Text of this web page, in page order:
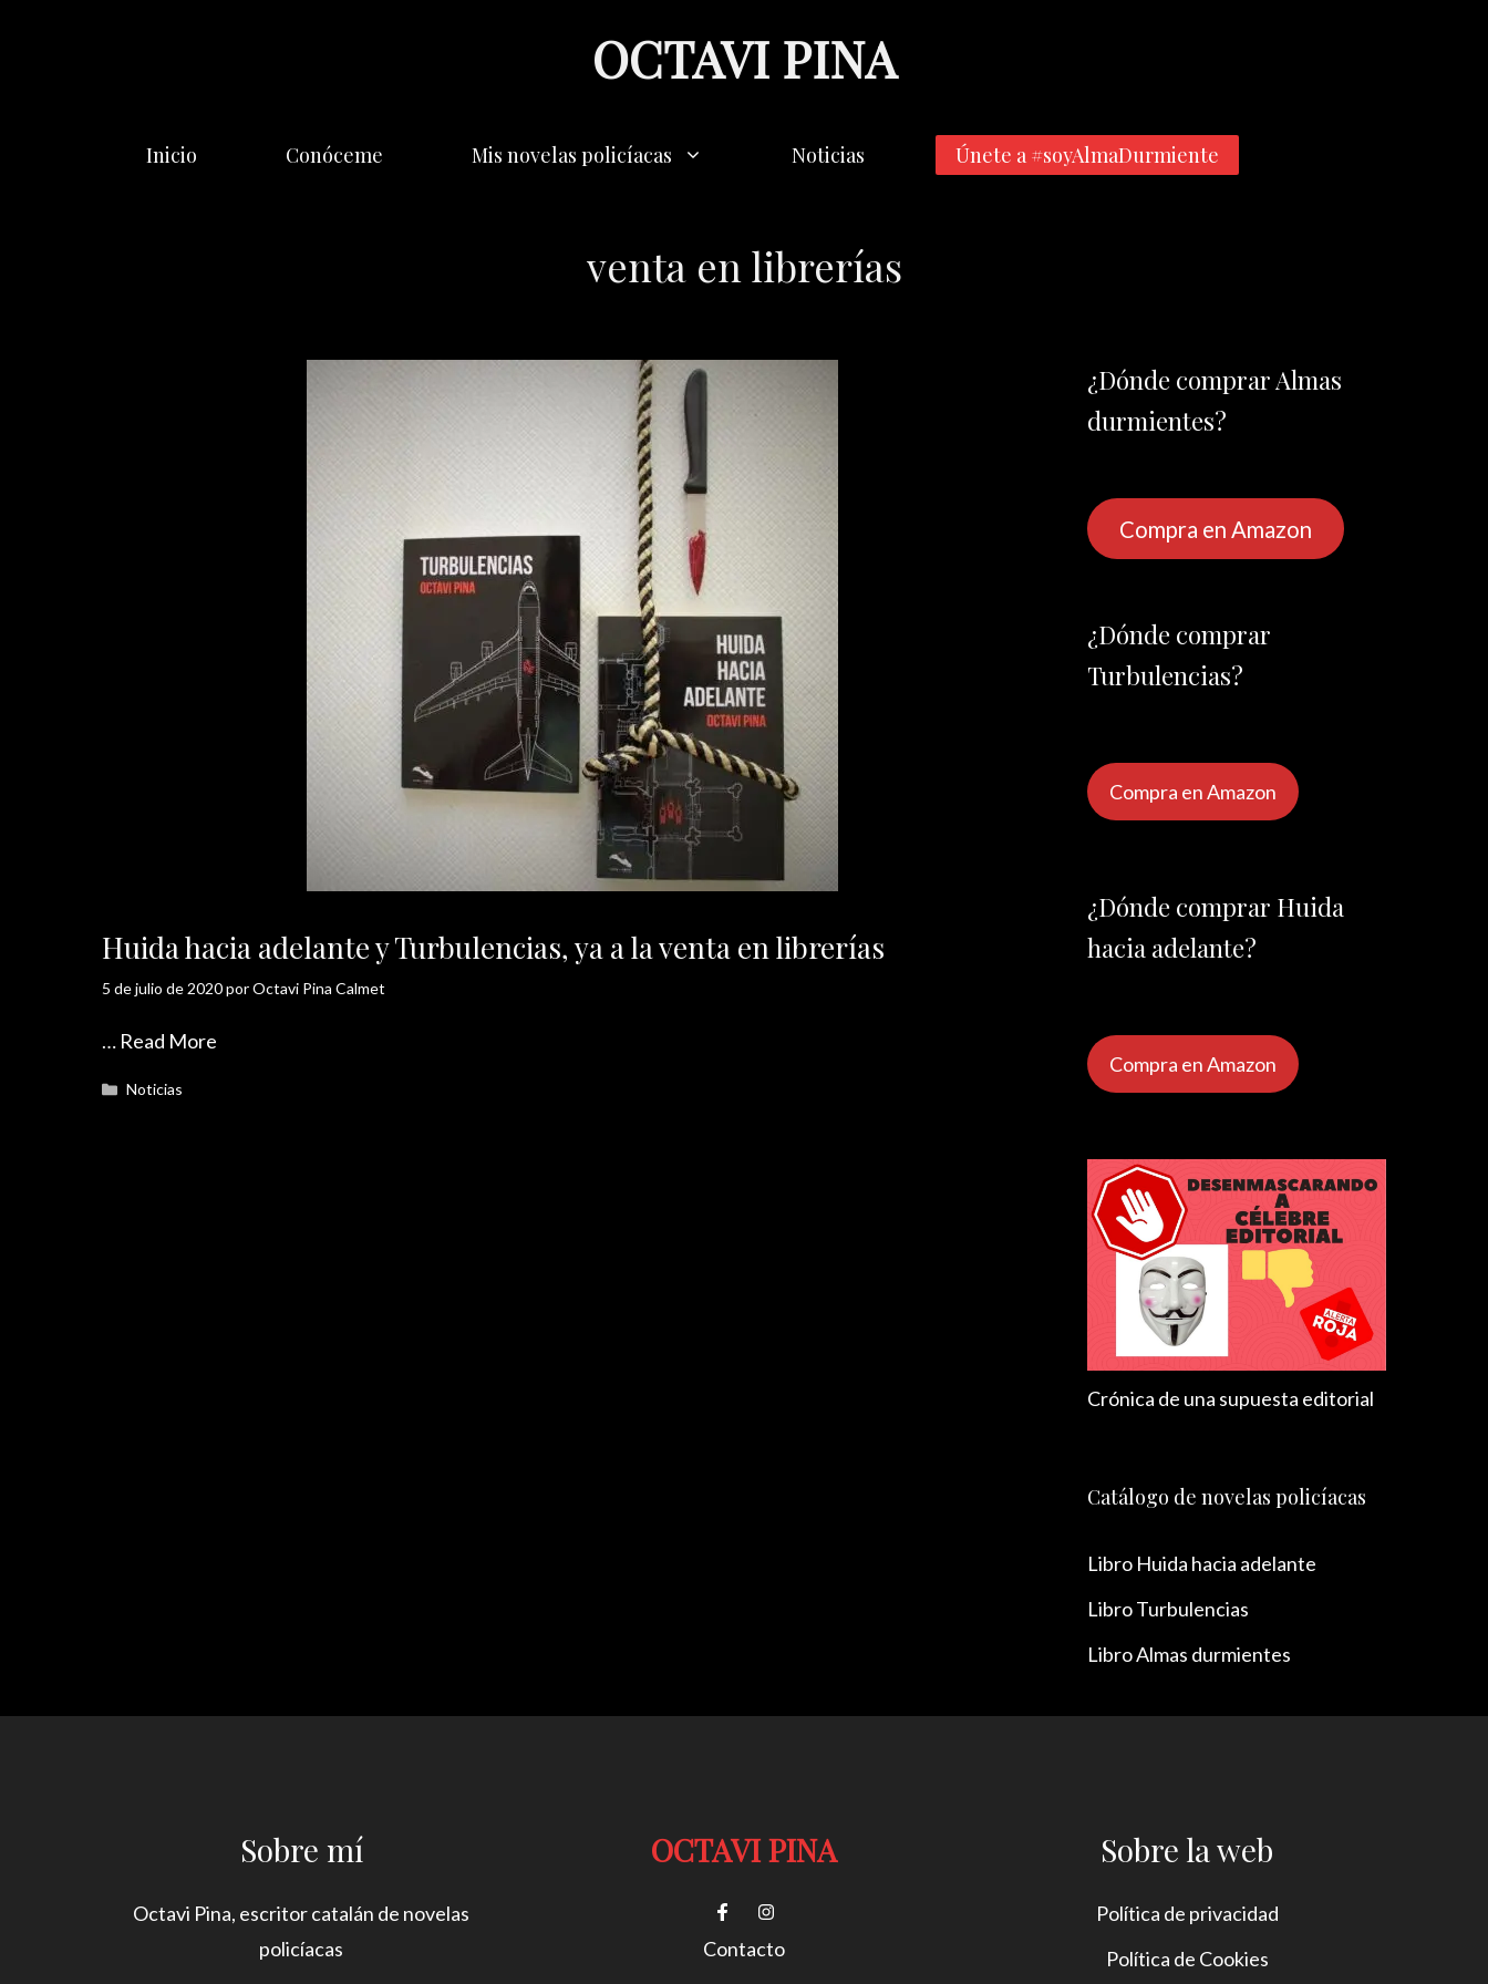
OCTAVI PINA
Inicio Conóceme Mis novelas policíacas Noticias Únete a #soyAlmaDurmiente
venta en librerías
Huida hacia adelante y Turbulencias, ya a la venta en librerías
5 de julio de 2020porOctavi Pina Calmet
… Read More
Categorías
Noticias
¿Dónde comprar Almas
durmientes?
Compra en Amazon
¿Dónde comprar
Turbulencias?
Compra en Amazon
¿Dónde comprar Huida
hacia adelante?
Compra en Amazon
Crónica de una supuesta editorial
Catálogo de novelas policíacas
Libro Huida hacia adelante
Libro Turbulencias
Libro Almas durmientes
Sobre mí
Octavi Pina, escritor catalán de novelas
policíacas
OCTAVI PINA
Contacto
Sobre la web
Política de privacidad
Política de Cookies